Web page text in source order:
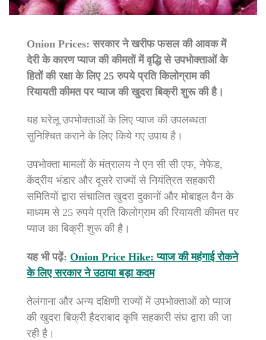
Onion Prices: सरकार ने खरीफ फसल की आवक में
देरी के कारण प्याज की कीमतों में वृद्धि से उपभोक्ताओं के
हितों की रक्षा के लिए 25 रुपये प्रति किलोग्राम की
रियायती कीमत पर प्याज की खुदरा बिक्री शुरू की है।
यह घरेलू उपभोक्ताओं के लिए प्याज की उपलब्धता
सुनिश्चित कराने के लिए किये गए उपाय है।
उपभोक्ता मामलों के मंत्रालय ने एन सी सी एफ, नेफेड,
केंद्रीय भंडार और दूसरे राज्यों से नियंत्रित सहकारी
समितियों द्वारा संचालित खुदरा दुकानों और मोबाइल वैन के
माध्यम से 25 रुपये प्रति किलोग्राम की रियायती कीमत पर
प्याज का बिक्री शुरू की है।
यह भी पढ़ें: Onion Price Hike: प्याज की महंगाई रोकने
के लिए सरकार ने उठाया बड़ा कदम
तेलंगाना और अन्य दक्षिणी राज्यों में उपभोक्ताओं को प्याज
की खुदरा बिक्री हैदराबाद कृषि सहकारी संघ द्वारा की जा
रही है।